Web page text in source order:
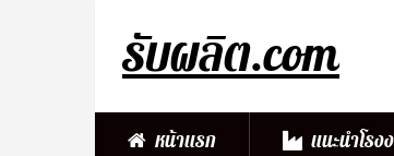
รับผลิต.com
หน้าแรก แนะนำโร